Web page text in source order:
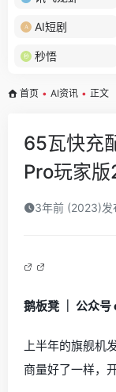
AI短剧
秒悟
首页 • AI资讯 • 正文
65瓦快充
Pro玩家版
3年前 (2023)发
鹅板凳 ｜ 公众
上半年的旗舰机
商量好了一样，